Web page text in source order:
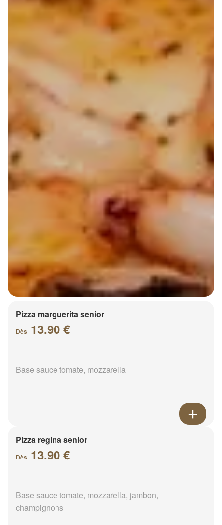
Pizza marguerita senior
Dès 13.90 €
Base sauce tomate, mozzarella
Pizza regina senior
Dès 13.90 €
Base sauce tomate, mozzarella, jambon,
champignons